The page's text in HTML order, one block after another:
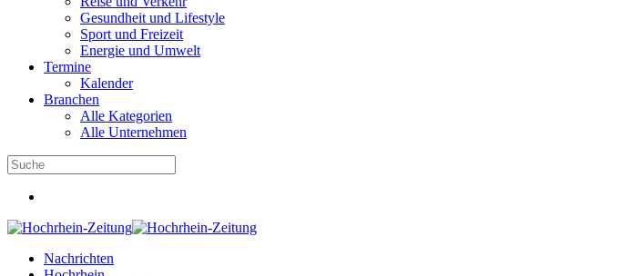
Gesundheit und Lifestyle
Sport und Freizeit
Energie und Umwelt
Termine
Kalender
Branchen
Alle Kategorien
Alle Unternehmen
Nachrichten